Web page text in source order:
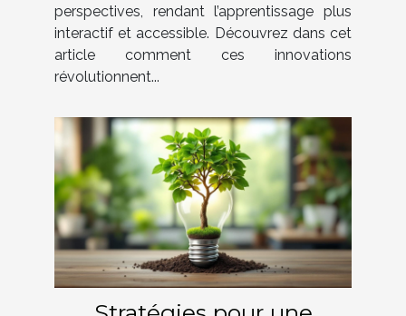
perspectives, rendant l’apprentissage plus
interactif et accessible. Découvrez dans cet
article comment ces innovations
révolutionnent...